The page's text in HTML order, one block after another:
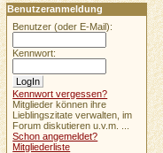
Benutzeranmeldung
Benutzer (oder E-Mail):
Kennwort:
Kennwort vergessen?
Mitglieder können ihre
Lieblingszitate verwalten, im
Forum diskutieren u.v.m. ...
Schon angemeldet?
Mitgliederliste